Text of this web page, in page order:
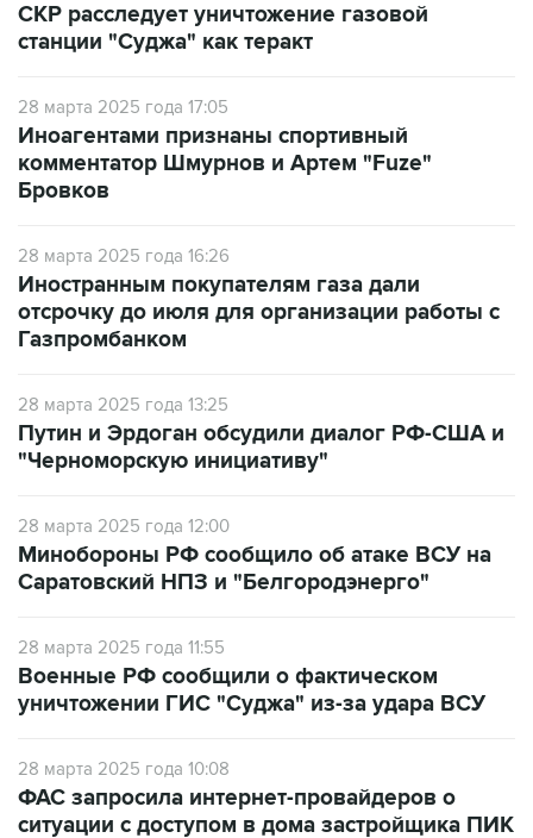
СКР расследует уничтожение газовой
станции "Суджа" как теракт
28 марта 2025 года 17:05
Иноагентами признаны спортивный
комментатор Шмурнов и Артем "Fuze"
Бровков
28 марта 2025 года 16:26
Иностранным покупателям газа дали
отсрочку до июля для организации работы с
Газпромбанком
28 марта 2025 года 13:25
Путин и Эрдоган обсудили диалог РФ-США и
"Черноморскую инициативу"
28 марта 2025 года 12:00
Минобороны РФ сообщило об атаке ВСУ на
Саратовский НПЗ и "Белгородэнерго"
28 марта 2025 года 11:55
Военные РФ сообщили о фактическом
уничтожении ГИС "Суджа" из-за удара ВСУ
28 марта 2025 года 10:08
ФАС запросила интернет-провайдеров о
ситуации с доступом в дома застройщика ПИК